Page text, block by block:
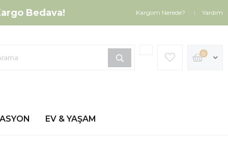
Bedava! Yardım
Kargom Nerede?
0
EV & YAŞAM